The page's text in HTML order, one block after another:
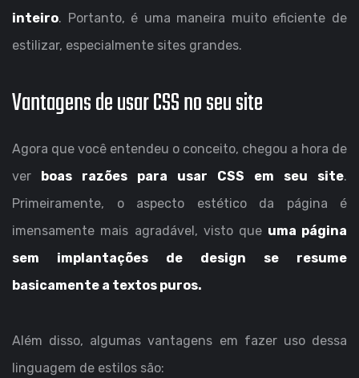
inteiro. Portanto, é uma maneira muito eficiente de
estilizar, especialmente sites grandes.
Vantagens de usar CSS no seu site
Agora que você entendeu o conceito, chegou a hora de
ver boas razões para usar CSS em seu site.
Primeiramente, o aspecto estético da página é
imensamente mais agradável, visto que uma página
sem implantações de design se resume
basicamente a textos puros.
Além disso, algumas vantagens em fazer uso dessa
linguagem de estilos são: